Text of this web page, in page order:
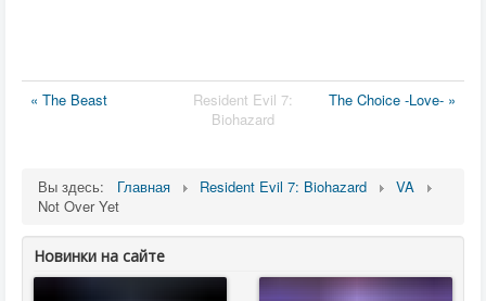
« The Beast
Resident Evil 7:
Biohazard
The Choice -Love- »
Вы здесь: Главная Resident Evil 7: Biohazard
VA
Not Over Yet
Новинки на сайте